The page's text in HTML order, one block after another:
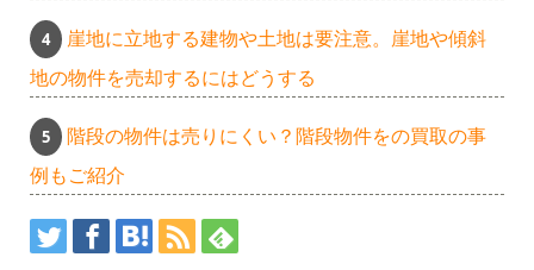
崖地に立地する建物や土地は要注意。崖地や傾斜
地の物件を売却するにはどうする
階段の物件は売りにくい？階段物件をの買取の事
例もご紹介